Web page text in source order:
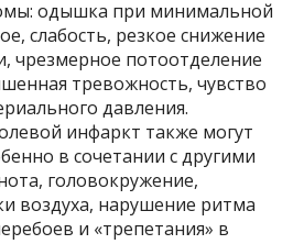
одышка при минимальной
слабость, резкое снижение
чрезмерное потоотделение
тревожность, чувство
давления.
инфаркт также могут
в сочетании с другими
головокружение,
воздуха, нарушение ритма
и «трепетания» в